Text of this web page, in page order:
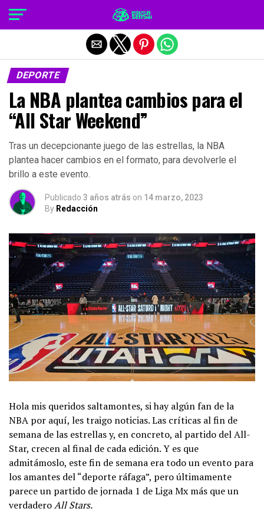
DEPORTE
La NBA plantea cambios para el
“All Star Weekend”
Tras un decepcionante juego de las estrellas, la NBA
plantea hacer cambios en el formato, para devolverle el
brillo a este evento.
Publicado 3 años atrás on 14 marzo, 2023
By Redacción
Hola mis queridos saltamontes, si hay algún fan de la
NBA por aquí, les traigo noticias. Las críticas al fin de
semana de las estrellas y, en concreto, al partido del All-
Star, crecen al final de cada edición. Y es que
admitámoslo, este fin de semana era todo un evento para
los amantes del “deporte ráfaga”, pero últimamente
parece un partido de jornada 1 de Liga Mx más que un
verdaderoAll Stars.
Salir de la versión móvil